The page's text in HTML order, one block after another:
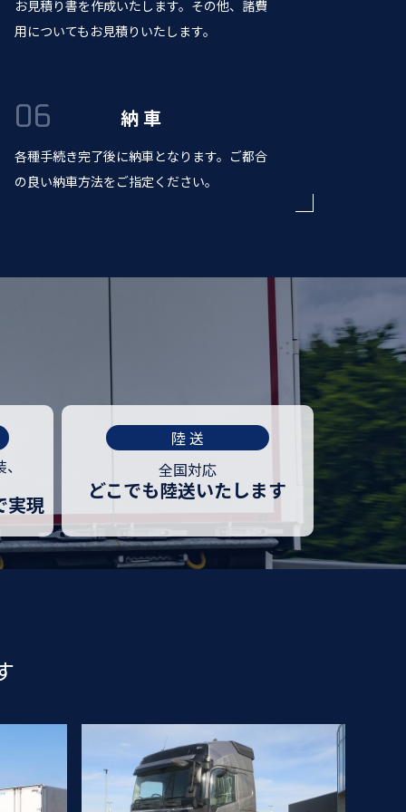
お見積り書を作成いたします。その他、諸費
用についてもお見積りいたします。
納 車
各種手続き完了後に納車となります。ご都合
の良い納車方法をご指定ください。
実現
陸 送
全国対応
どこでも陸送いたします